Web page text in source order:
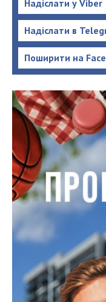
Надіслати у Viber
Надіслати в
Поширити на